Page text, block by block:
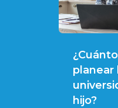
planear
hijo?